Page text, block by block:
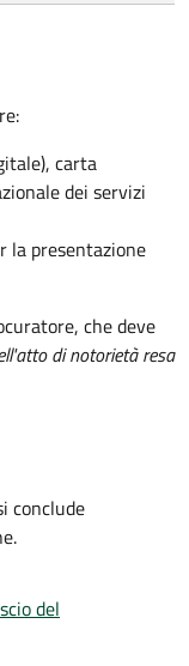
carta
dei servizi
la presentazione
che deve
di notorietà resa
conclude
del